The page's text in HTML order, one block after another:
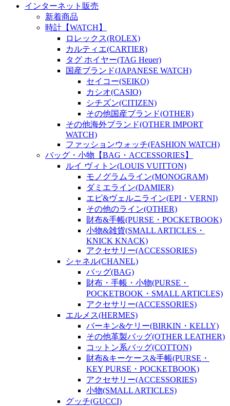
インターネット販売
新着商品
時計【WATCH】
ロレックス(ROLEX)
カルティエ(CARTIER)
タグ ホイヤー(TAG Heuer)
国産ブランド(JAPANESE WATCH)
セイコー(SEIKO)
カシオ(CASIO)
シチズン(CITIZEN)
その他国産ブランド(OTHER)
その他海外ブランド(OTHER IMPORT
WATCH)
ファッションウォッチ(FASHION WATCH)
バッグ・小物【BAG・ACCESSORIES】
ルイ ヴィトン(LOUIS VUITTON)
モノグラムライン(MONOGRAM)
ダミエライン(DAMIER)
エピ&ヴェルニライン(EPI・VERNI)
その他のライン(OTHER)
財布&手帳(PURSE・POCKETBOOK)
小物&雑貨(SMALL ARTICLES・
KNICK KNACK)
アクセサリー(ACCESSORIES)
シャネル(CHANEL)
バッグ(BAG)
財布・手帳・小物(PURSE・
POCKETBOOK・SMALL ARTICLES)
アクセサリー(ACCESSORIES)
エルメス(HERMES)
バーキン&ケリー(BIRKIN・KELLY)
その他革製バッグ(OTHER LEATHER)
コットン系バッグ(COTTON)
財布&キーケース&手帳(PURSE・
KEY PURSE・POCKETBOOK)
アクセサリー(ACCESSORIES)
小物(SMALL ARTICLES)
グッチ(GUCCI)